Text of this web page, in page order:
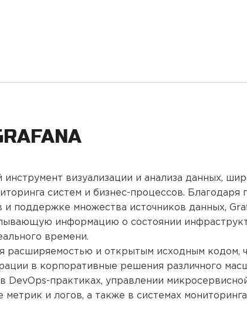
визуализации и анализа данных,
систем и бизнес-процессов. Благодаря
поддержке множества источников данных,
информацию о состоянии
времени.
расширяемостью и открытым исходным кодом,
в корпоративные решения различного
DevOps-практиках, управлении
метрик и логов, а также в системах мониторинга